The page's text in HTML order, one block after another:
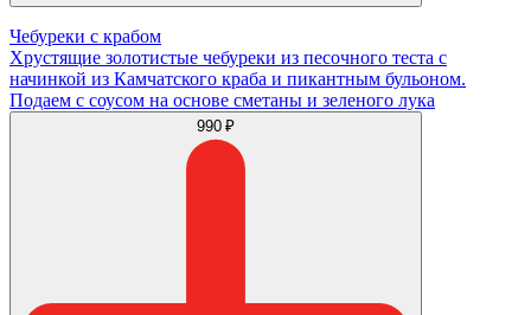
Чебуреки с крабом
Хрустящие золотистые чебуреки из песочного теста с
начинкой из Камчатского краба и пикантным бульоном.
Подаем с соусом на основе сметаны и зеленого лука
990 ₽